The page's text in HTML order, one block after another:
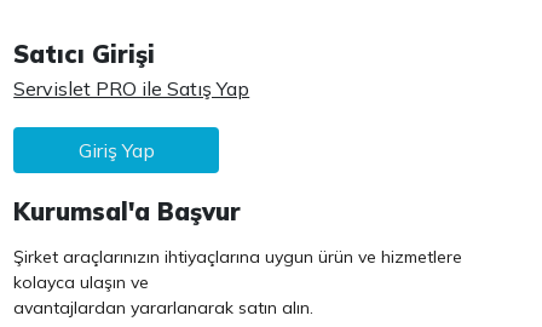
Satıcı Girişi
Servislet PRO ile Satış Yap
Giriş Yap
Kurumsal'a Başvur
Şirket araçlarınızın ihtiyaçlarına uygun ürün ve hizmetlere
kolayca ulaşın ve
avantajlardan yararlanarak satın alın.